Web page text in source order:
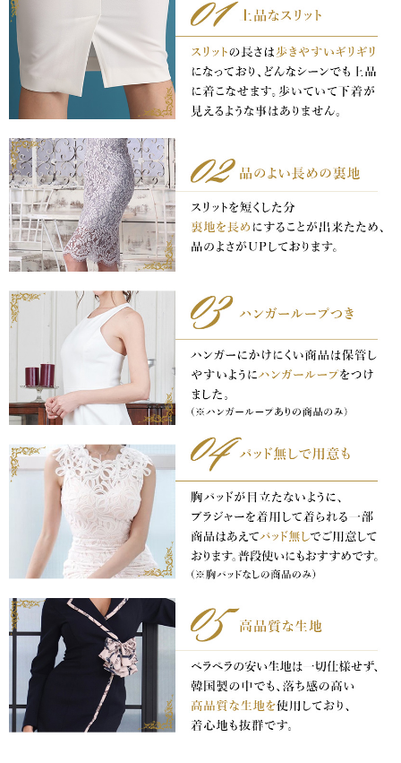
、自分らしく、美しく。-
ンピース
エレガンスをひとさじー
エット。 夏の視線を独り占めする「夏の主役ラップロングドレス」